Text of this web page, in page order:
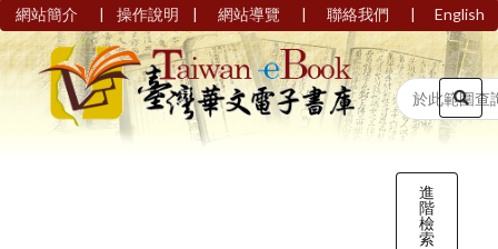
網站簡介 | 操作說明 | 網站導覽 | 聯絡我們 | English
進
階
檢
索